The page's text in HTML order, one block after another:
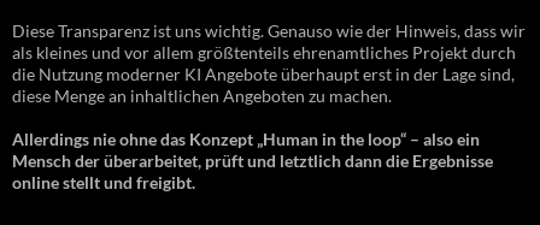
Diese Transparenz ist uns wichtig. Genauso wie der Hinweis, dass wir
als kleines und vor allem größtenteils ehrenamtliches Projekt durch
die Nutzung moderner KI Angebote überhaupt erst in der Lage sind,
diese Menge an inhaltlichen Angeboten zu machen.
Allerdings nie ohne das Konzept „Human in the loop“ – also ein
Mensch der überarbeitet, prüft und letztlich dann die Ergebnisse
online stellt und freigibt.